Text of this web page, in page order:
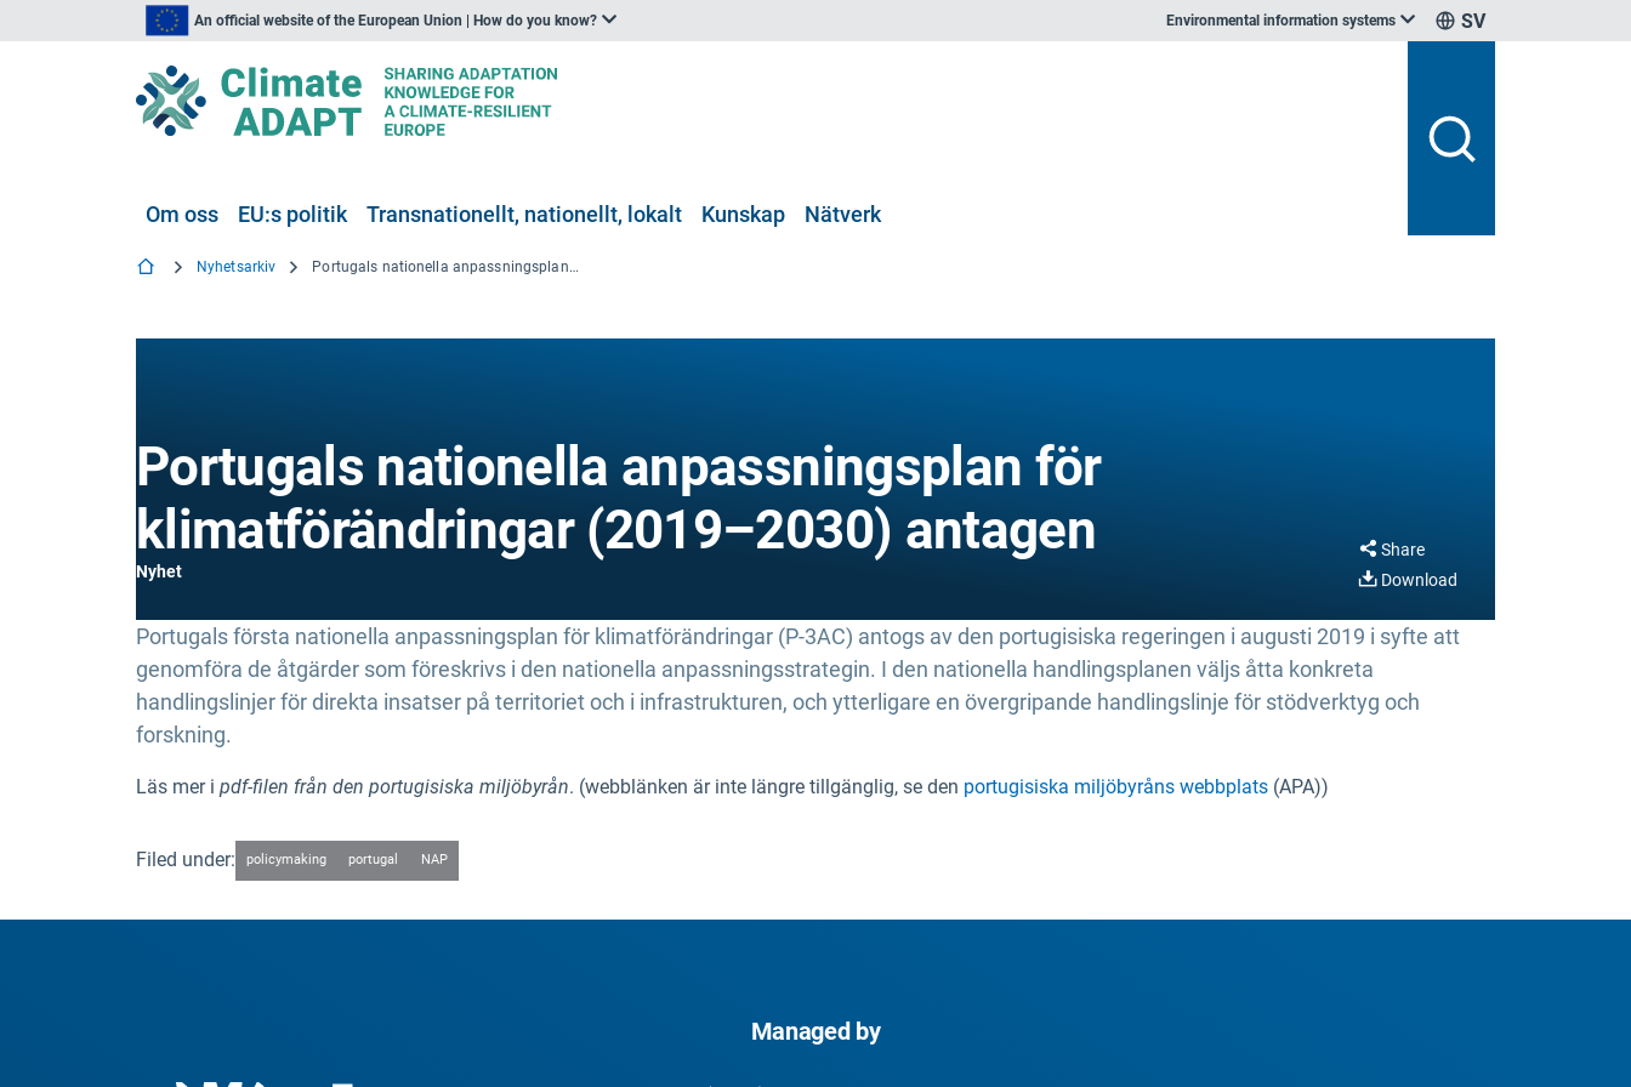
An official website of the European Union | How do you know? Environmental information systems SV
Om oss EU:s politik Transnationellt, nationellt, lokalt Kunskap Nätverk
Nyhetsarkiv Portugals nationella anpassningsplan för klimatförändringar (2019–2030) antagen
Portugals nationella anpassningsplan för
klimatförändringar (2019–2030) antagen
Nyhet
Share
Download
Portugals första nationella anpassningsplan för klimatförändringar (P-3AC) antogs av den portugisiska regeringen i augusti 2019 i syfte att
genomföra de åtgärder som föreskrivs i den nationella anpassningsstrategin. I den nationella handlingsplanen väljs åtta konkreta
handlingslinjer för direkta insatser på territoriet och i infrastrukturen, och ytterligare en övergripande handlingslinje för stödverktyg och
forskning.
Läs mer i pdf-filen från den portugisiska miljöbyrån. (webblänken är inte längre tillgänglig, se den portugisiska miljöbyråns webbplats (APA))
Filed under: policymaking portugal NAP
Managed by